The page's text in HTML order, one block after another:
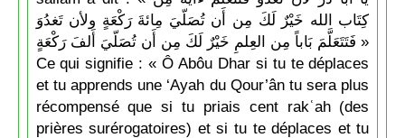
كِتَاب الله خَيْرٌ لَكَ مِن أَن تُصَلّيَ مِائةَ رَكْعَةٍ ولأن تَغدُوَ
فَتَتَعَلَّمَ بَاباً مِن العِلمِ خَيْرٌ لَكَ مِن أَن تُصَلّيَ أَلفَ رَكْعَةٍ »
Ce qui signifie : « Ô Abôu Dhar si tu te déplaces
et tu apprends une ‘Ayah du Qour’ân tu sera plus
récompensé que si tu priais cent rakʿah (des
prières surérogatoires) et si tu te déplaces et tu